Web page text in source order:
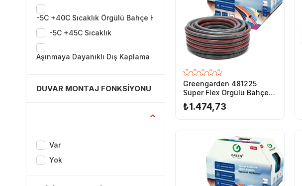
-5C +40C Sıcaklık Örgülü Bahçe Hortumu
-5C +45C Sıcaklık
Aşınmaya Dayanıklı Dış Kaplama
Çekmeye Gerilmeye Dayanıklı
Esnek
Hafiftir Kolayca Sarılır
DUVAR MONTAJ FONKSIYONU
Var
Yok
Greengarden 481225
Süper Flex Örgülü Bahçe
Hortumu 1/2-25 mt
₺1.474,73